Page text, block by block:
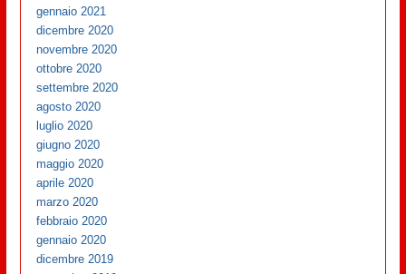
gennaio 2021
dicembre 2020
novembre 2020
ottobre 2020
settembre 2020
agosto 2020
luglio 2020
giugno 2020
maggio 2020
aprile 2020
marzo 2020
febbraio 2020
gennaio 2020
dicembre 2019